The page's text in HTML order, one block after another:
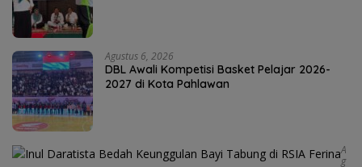
Agustus 6, 2026
DBL Awali Kompetisi Basket Pelajar 2026-
2027 di Kota Pahlawan
A
G